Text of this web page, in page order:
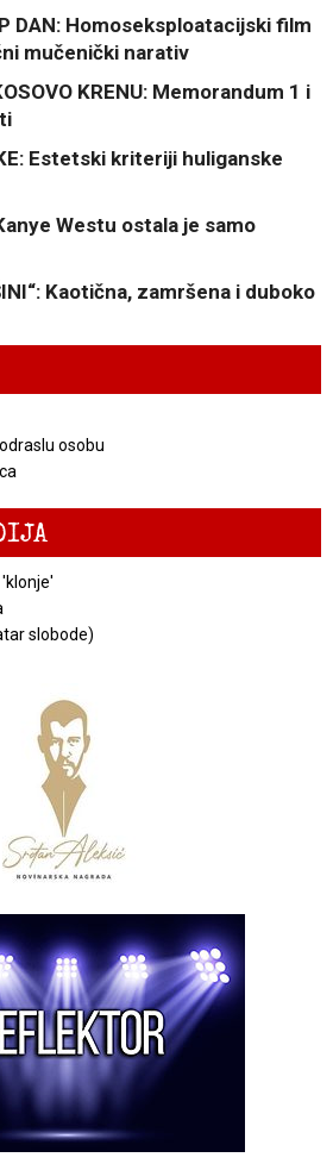
DAN: Homoseksploatacijski film
mučenički narativ
KRENU: Memorandum 1 i
Estetski kriteriji huliganske
Westu ostala je samo
Kaotična, zamršena i duboko
osobu
slobode)